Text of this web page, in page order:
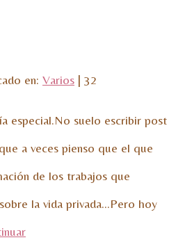
en: Varios | 32
especial.No suelo escribir post
a veces pienso que el que
de los trabajos que
la vida privada…Pero hoy